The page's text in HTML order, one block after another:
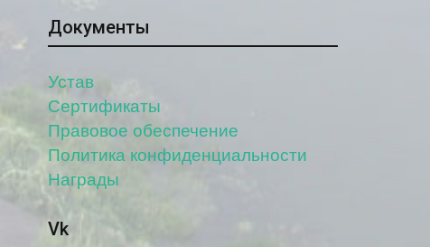
Документы
Устав
Сертификаты
Правовое обеспечение
Политика конфиденциальности
Награды
Vk